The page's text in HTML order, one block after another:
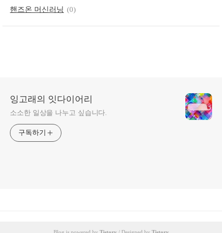
핸즈온 머신러닝 (0)
잉고래의 잇다이어리
소소한 일상을 나누고 싶습니다.
구독하기